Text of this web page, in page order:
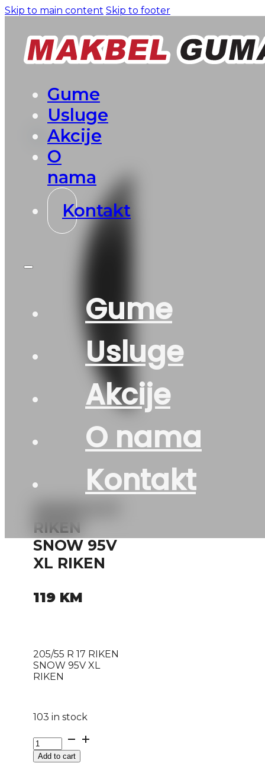
Skip to main content Skip to footer
Gume
Usluge
Akcije
O
nama
Kontakt
Gume
Usluge
Akcije
O nama
Kontakt
RIKEN
SNOW 95V
XL RIKEN
119 KM
205/55 R 17 RIKEN
SNOW 95V XL
RIKEN
103 in stock
205/55
R
17Add to cart